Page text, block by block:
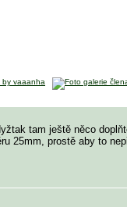
tam ještě něco
25mm, prostě aby to